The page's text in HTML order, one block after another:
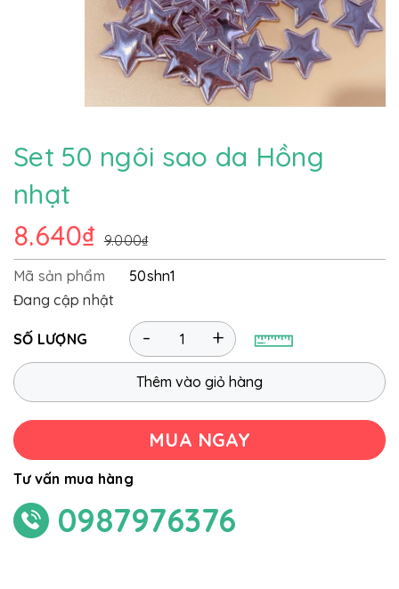
Set 50 ngôi sao da Hồng
nhạt
8.640₫ 9.000₫
Mã sản phẩm
50shn1
Đang cập nhật
SỐ LƯỢNG +
-
Thêm vào giỏ hàng
MUA NGAY
Tư vấn mua hàng
0987976376